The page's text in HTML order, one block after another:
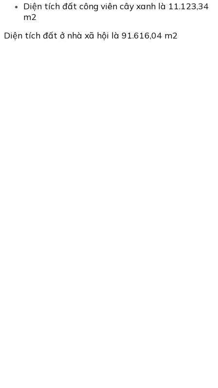
Diện tích đất công viên cây xanh là 11.123,34
m2
Diện tích đất ở nhà xã hội là 91.616,04 m2